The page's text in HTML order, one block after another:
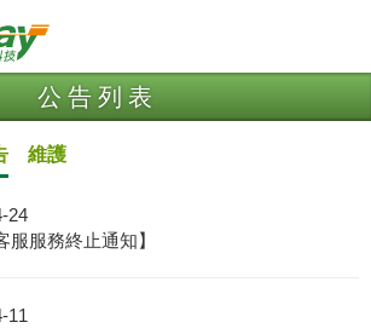
公告列表
維護
24
服服務終止通知】
11